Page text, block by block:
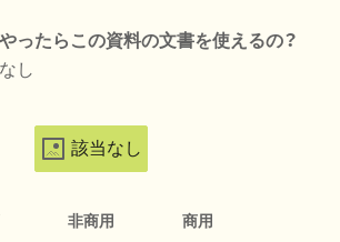
ったらこの資料の文書を使えるの？
し
該当なし
非商用 商用